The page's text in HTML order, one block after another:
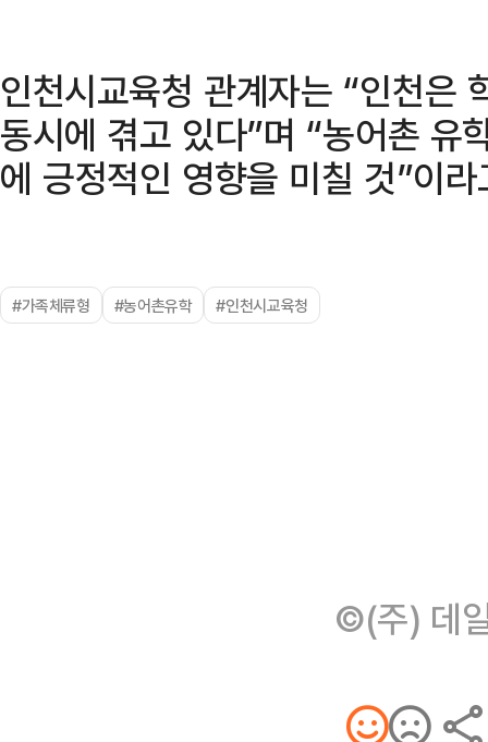
인천시교육청 관계자는 “인천은
동시에 겪고 있다”며 “농어촌 유
에 긍정적인 영향을 미칠 것”이
#가족체류형 #농어촌유학 #인천시교육청
©(주) 데